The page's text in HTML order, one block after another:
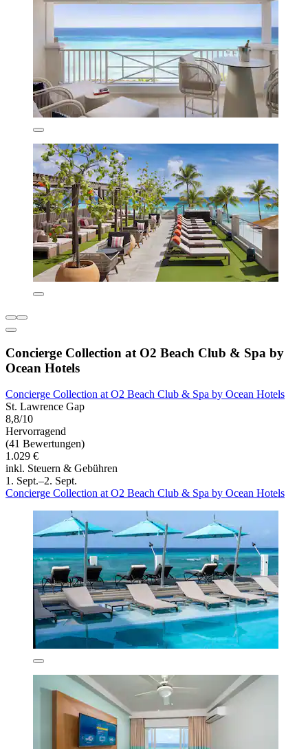
Concierge Collection at O2 Beach Club & Spa by
Ocean Hotels
Concierge Collection at O2 Beach Club & Spa by Ocean Hotels
St. Lawrence Gap
8,8/10
Hervorragend
(41 Bewertungen)
1.029 €
inkl. Steuern & Gebühren
1. Sept.–2. Sept.
Concierge Collection at O2 Beach Club & Spa by Ocean Hotels